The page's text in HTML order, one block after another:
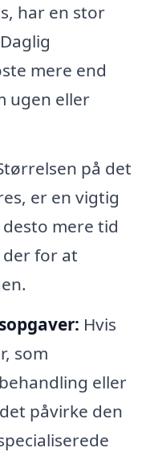
har en stor
mere end
ugen eller
på det
er en vigtig
mere tid
for at
Hvis
som
eller
påvirke den